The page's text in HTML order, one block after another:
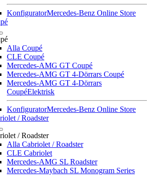
KonfiguratorMercedes-Benz Online Store
Alla Coupé
CLE Coupé
Mercedes-AMG GT Coupé
Mercedes-AMG GT 4-Dörrars Coupé
Mercedes-AMG GT 4-Dörrars
CoupéElektrisk
KonfiguratorMercedes-Benz Online Store
/ Roadster
/ Roadster
Alla Cabriolet / Roadster
CLE Cabriolet
Mercedes-AMG SL Roadster
Mercedes-Maybach SL Monogram Series